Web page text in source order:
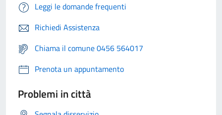
Leggi le domande frequenti
Richiedi Assistenza
Chiama il comune 0456 564017
Prenota un appuntamento
Problemi in città